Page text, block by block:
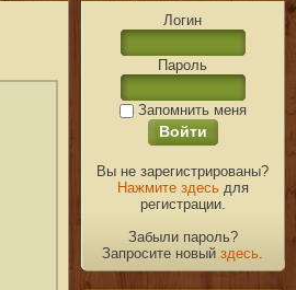
Логин
Пароль
Запомнить меня
Вы не зарегистрированы?
Нажмите здесьдля
регистрации.
Забыли пароль?
Запросите новыйздесь